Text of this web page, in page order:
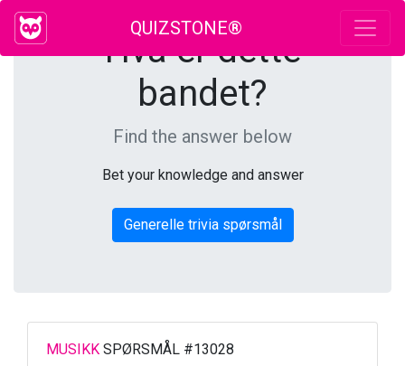
QUIZSTONE®
Hva er dette
bandet?
Find the answer below
Bet your knowledge and answer
Generelle trivia spørsmål
MUSIKK SPØRSMÅL #13028